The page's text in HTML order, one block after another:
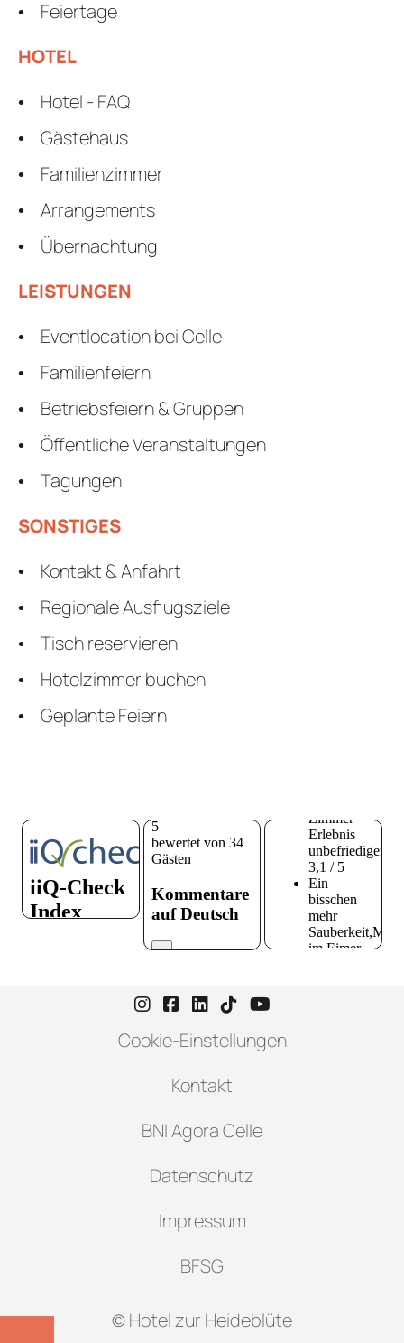
Feiertage
HOTEL
Hotel - FAQ
Gästehaus
Familienzimmer
Arrangements
Übernachtung
LEISTUNGEN
Eventlocation bei Celle
Familienfeiern
Betriebsfeiern & Gruppen
Öffentliche Veranstaltungen
Tagungen
SONSTIGES
Kontakt & Anfahrt
Regionale Ausflugsziele
Tisch reservieren
Hotelzimmer buchen
Geplante Feiern
© Hotel zur Heideblüte
Cookie-Einstellungen
Kontakt
BNI Agora Celle
Datenschutz
Impressum
BFSG
Instagram-Seite von Hotel zur
Facebook-Seite von Hotel
LinkedIn-Seite von
TikTok-Seite von
YouTube-Seite